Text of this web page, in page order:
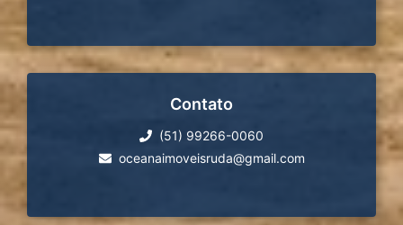
Contato
(51) 99266-0060
oceanaimoveisruda@gmail.com